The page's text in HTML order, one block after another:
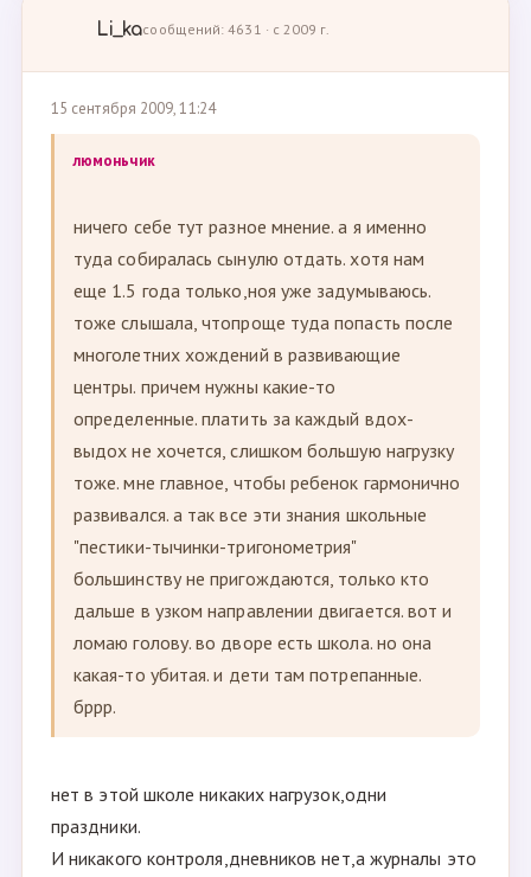
Li_kaсообщений: 4631 · с 2009 г.
15 сентября 2009, 11:24
люмоньчик
ничего себе тут разное мнение. а я именно
туда собиралась сынулю отдать. хотя нам
еще 1.5 года только,ноя уже задумываюсь.
тоже слышала, чтопроще туда попасть после
многолетних хождений в развивающие
центры. причем нужны какие-то
определенные. платить за каждый вдох-
выдох не хочется, слишком большую нагрузку
тоже. мне главное, чтобы ребенок гармонично
развивался. а так все эти знания школьные
"пестики-тычинки-тригонометрия"
большинству не пригождаются, только кто
дальше в узком направлении двигается. вот и
ломаю голову. во дворе есть школа. но она
какая-то убитая. и дети там потрепанные.
бррр.
нет в этой школе никаких нагрузок,одни
праздники.
И никакого контроля,дневников нет,а журналы это